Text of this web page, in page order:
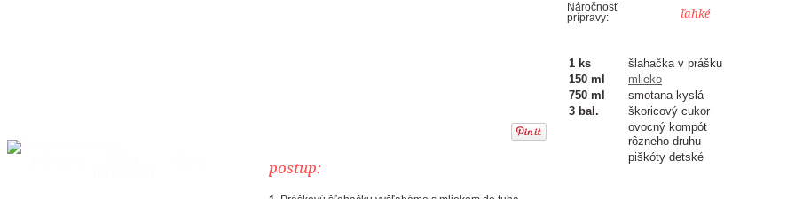
postup:
Náročnosť
prípravy:
ľahké
1 ks
šlahačka v prášku
150 ml
mlieko
750 ml
smotana kyslá
3 bal.
škoricový cukor
ovocný kompót
rôzneho druhu
piškóty detské